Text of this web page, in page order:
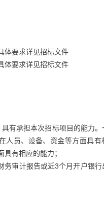
体要求详见招标文件
体要求详见招标文件
有承担本次招标项目的能力。
人员、设备、资金等方面具有
有相应的能力；
审计报告或近3个月开户银行